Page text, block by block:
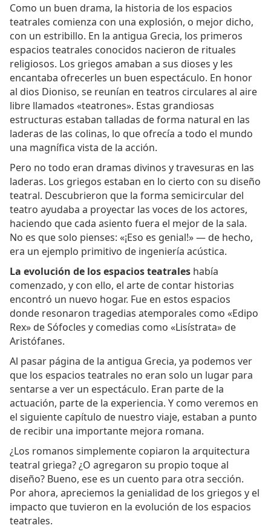
Como un buen drama, la historia de los espacios
teatrales comienza con una explosión, o mejor dicho,
con un estribillo. En la antigua Grecia, los primeros
espacios teatrales conocidos nacieron de rituales
religiosos. Los griegos amaban a sus dioses y les
encantaba ofrecerles un buen espectáculo. En honor
al dios Dioniso, se reunían en teatros circulares al aire
libre llamados «teatrones». Estas grandiosas
estructuras estaban talladas de forma natural en las
laderas de las colinas, lo que ofrecía a todo el mundo
una magnífica vista de la acción.
Pero no todo eran dramas divinos y travesuras en las
laderas. Los griegos estaban en lo cierto con su diseño
teatral. Descubrieron que la forma semicircular del
teatro ayudaba a proyectar las voces de los actores,
haciendo que cada asiento fuera el mejor de la sala.
No es que solo pienses: «¡Eso es genial!» — de hecho,
era un ejemplo primitivo de ingeniería acústica.
La evolución de los espacios teatrales había
comenzado, y con ello, el arte de contar historias
encontró un nuevo hogar. Fue en estos espacios
donde resonaron tragedias atemporales como «Edipo
Rex» de Sófocles y comedias como «Lisístrata» de
Aristófanes.
Al pasar página de la antigua Grecia, ya podemos ver
que los espacios teatrales no eran solo un lugar para
sentarse a ver un espectáculo. Eran parte de la
actuación, parte de la experiencia. Y como veremos en
el siguiente capítulo de nuestro viaje, estaban a punto
de recibir una importante mejora romana.
¿Los romanos simplemente copiaron la arquitectura
teatral griega? ¿O agregaron su propio toque al
diseño? Bueno, ese es un cuento para otra sección.
Por ahora, apreciemos la genialidad de los griegos y el
impacto que tuvieron en la evolución de los espacios
teatrales.